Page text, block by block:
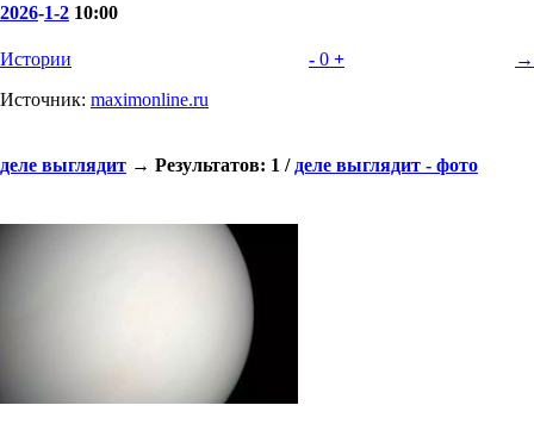
2026-1-2 10:00
Истории - 0 +
→
Источник: maximonline.ru
деле выглядит → Результатов: 1 /деле выглядит - фото